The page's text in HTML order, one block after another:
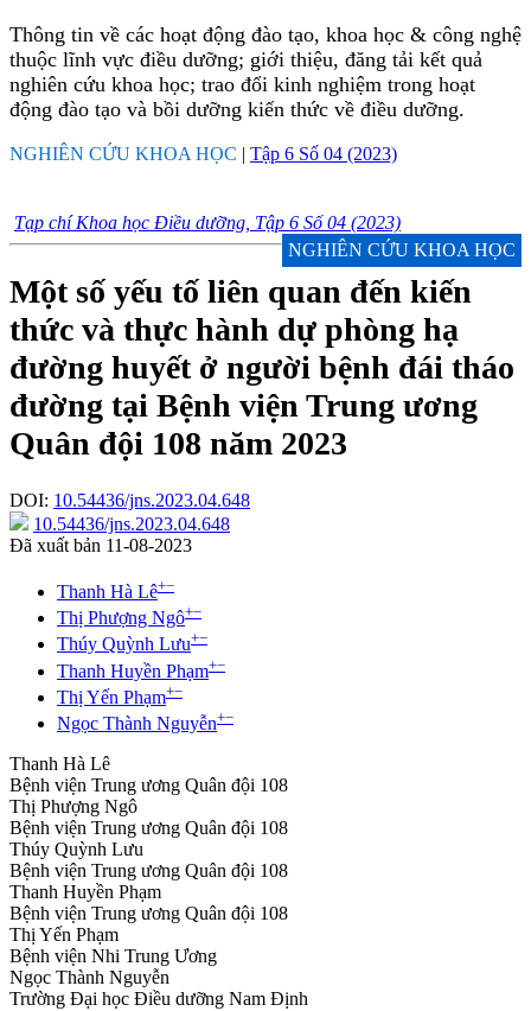
Thông tin về các hoạt động đào tạo, khoa học & công nghệ
thuộc lĩnh vực điều dưỡng; giới thiệu, đăng tải kết quả
nghiên cứu khoa học; trao đổi kinh nghiệm trong hoạt
động đào tạo và bồi dưỡng kiến thức về điều dưỡng.
NGHIÊN CỨU KHOA HỌC | Tập 6 Số 04 (2023)
Tạp chí Khoa học Điều dưỡng, Tập 6 Số 04 (2023)
NGHIÊN CỨU KHOA HỌC
Một số yếu tố liên quan đến kiến
thức và thực hành dự phòng hạ
đường huyết ở người bệnh đái tháo
đường tại Bệnh viện Trung ương
Quân đội 108 năm 2023
DOI: 10.54436/jns.2023.04.648
10.54436/jns.2023.04.648
Đã xuất bản 11-08-2023
Thanh Hà Lê+−
Thị Phượng Ngô+−
Thúy Quỳnh Lưu+−
Thanh Huyền Phạm+−
Thị Yến Phạm+−
Ngọc Thành Nguyễn+−
Thanh Hà Lê
Bệnh viện Trung ương Quân đội 108
Thị Phượng Ngô
Bệnh viện Trung ương Quân đội 108
Thúy Quỳnh Lưu
Bệnh viện Trung ương Quân đội 108
Thanh Huyền Phạm
Bệnh viện Trung ương Quân đội 108
Thị Yến Phạm
Bệnh viện Nhi Trung Ương
Ngọc Thành Nguyễn
Trường Đại học Điều dưỡng Nam Định